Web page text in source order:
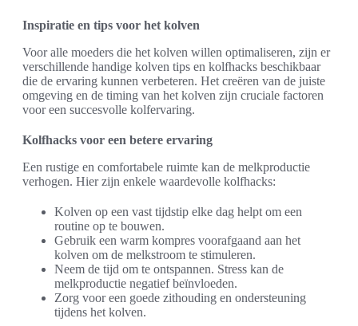
Inspiratie en tips voor het kolven
Voor alle moeders die het kolven willen optimaliseren, zijn er
verschillende handige kolven tips en kolfhacks beschikbaar
die de ervaring kunnen verbeteren. Het creëren van de juiste
omgeving en de timing van het kolven zijn cruciale factoren
voor een succesvolle kolfervaring.
Kolfhacks voor een betere ervaring
Een rustige en comfortabele ruimte kan de melkproductie
verhogen. Hier zijn enkele waardevolle kolfhacks:
Kolven op een vast tijdstip elke dag helpt om een
routine op te bouwen.
Gebruik een warm kompres voorafgaand aan het
kolven om de melkstroom te stimuleren.
Neem de tijd om te ontspannen. Stress kan de
melkproductie negatief beïnvloeden.
Zorg voor een goede zithouding en ondersteuning
tijdens het kolven.